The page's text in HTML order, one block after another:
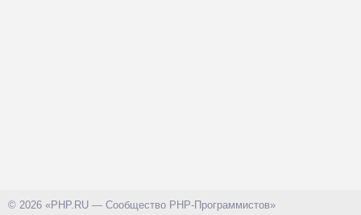
© 2026 «PHP.RU — Сообщество PHP-Программистов»